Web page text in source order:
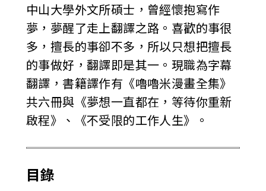
中山大學外文所碩士，曾經懷抱寫作
夢，夢醒了走上翻譯之路。喜歡的事很
多，擅長的事卻不多，所以只想把擅長
的事做好，翻譯即是其一。現職為字幕
翻譯，書籍譯作有《嚕嚕米漫畫全集》
共六冊與《夢想一直都在，等待你重新
啟程》、《不受限的工作人生》。
目錄